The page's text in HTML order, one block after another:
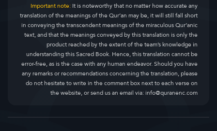
Important note:It is noteworthy that no matter how accurate any
translation of the meanings of the Qur’an may be, it will still fall short
in conveying the transcendent meanings of the miraculous Qur’anic
text, and that the meanings conveyed by this translation is only the
product reached by the extent of the team’s knowledge in
understanding this Sacred Book. Hence, this translation cannot be
error-free, as is the case with any human endeavor. Should you have
any remarks or recommendations concerning the translation, please
do not hesitate to write in the comment box next to each verse on
the website, or send us an email via:info@quranenc.com